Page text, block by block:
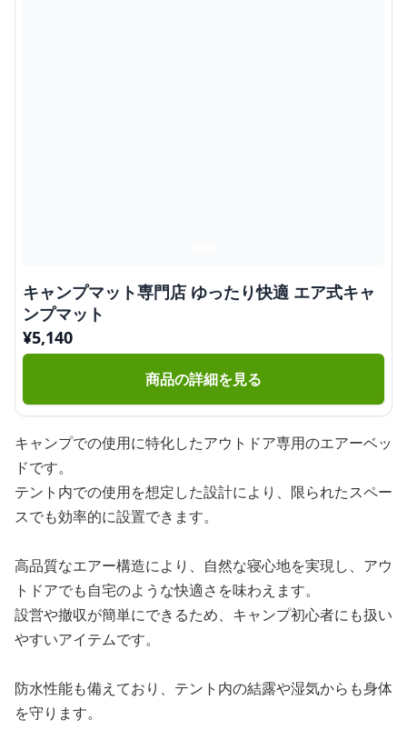
キャンプマット専門店 ゆったり快適 エア式キャ
ンプマット
¥5,140
商品の詳細を見る
キャンプでの使用に特化したアウトドア専用のエアーベッ
ドです。
テント内での使用を想定した設計により、限られたスペー
スでも効率的に設置できます。
高品質なエアー構造により、自然な寝心地を実現し、アウ
トドアでも自宅のような快適さを味わえます。
設営や撤収が簡単にできるため、キャンプ初心者にも扱い
やすいアイテムです。
防水性能も備えており、テント内の結露や湿気からも身体
を守ります。